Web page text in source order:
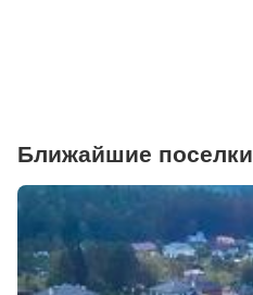
Ближайшие поселки